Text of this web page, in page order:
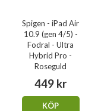
Spigen - iPad Air
10.9 (gen 4/5) -
Fodral - Ultra
Hybrid Pro -
Roseguld
449 kr
KÖP